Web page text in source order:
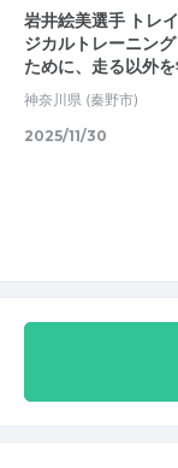
岩井絵美選手 トレ
ジカルトレーニン
ために、走る以外
神奈川県 (秦野市)
2025/11/30